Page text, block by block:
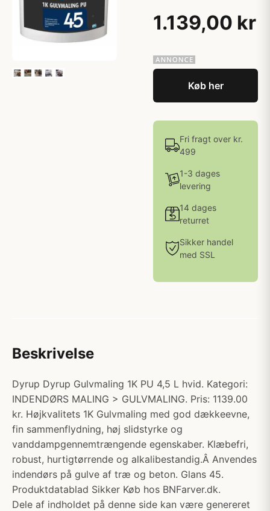
1.139,00 kr
Køb her
Fri fragt over kr.
499
1-3 dages
levering
14 dages
returret
Sikker handel
med SSL
Beskrivelse
Dyrup Dyrup Gulvmaling 1K PU 4,5 L hvid. Kategori:
INDENDØRS MALING > GULVMALING. Pris: 1139.00
kr. Højkvalitets 1K Gulvmaling med god dækkeevne,
fin sammenflydning, høj slidstyrke og
vanddampgennemtrængende egenskaber. Klæbefri,
robust, hurtigtørrende og alkalibestandig.Â Anvendes
indendørs på gulve af træ og beton. Glans 45.
Produktdatablad Sikker Køb hos BNFarver.dk.
Dele af indholdet på denne side kan være genereret